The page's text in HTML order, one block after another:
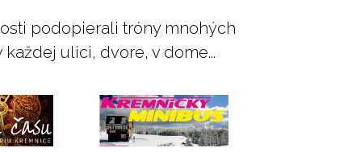
podopierali tróny mnohých
ulici, dvore, v dome...